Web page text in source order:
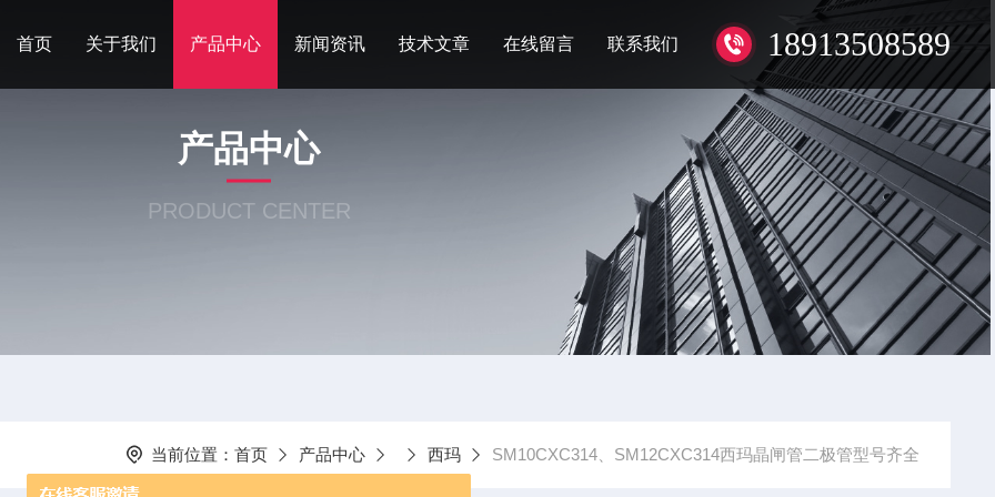
18913508589
首页 关于我们 产品中心 新闻资讯 技术文章 在线留言 联系我们
产品中心
PRODUCT CENTER
当前位置： 首页 产品中心 西玛 SM10CXC314、SM12CXC314西玛晶闸管二极管型号齐全